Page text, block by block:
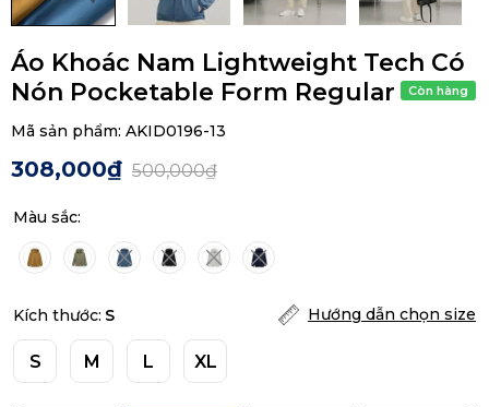
Áo Khoác Nam Lightweight Tech Có
Nón Pocketable Form Regular
Mã sản phẩm: AKID0196-13
308,000₫ 500,000₫
Màu sắc:
Kích thước: S Hướng dẫn chọn size
S M L XL